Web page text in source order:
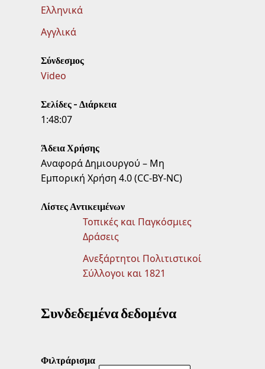
Ελληνικά
Αγγλικά
Σύνδεσμος
Video
Σελίδες - Διάρκεια
1:48:07
Άδεια Χρήσης
Αναφορά Δημιουργού – Μη
Εμπορική Χρήση 4.0 (CC-BY-NC)
Λίστες Αντικειμένων
Τοπικές και Παγκόσμιες
Δράσεις
Ανεξάρτητοι Πολιτιστικοί
Σύλλογοι και 1821
Συνδεδεμένα δεδομένα
Φιλτράρισμα